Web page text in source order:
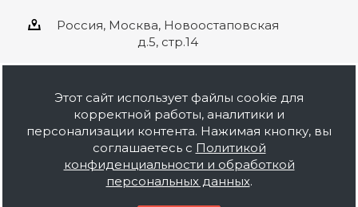
Россия, Москва, Новоостаповская
д.5, стр.14
2026 © ООО Баустов. Собственное
производство лакокрасочной продукции,
оптовая и розничная продажа строительных
материалов, комплектация объектов под ключ.
Информация на сайте носит ознакомительный
Этот сайт использует файлы cookie для
корректной работы, аналитики и
персонализации контента. Нажимая кнопку, вы
соглашаетесь с Политикой
конфиденциальности и обработкой
персональных данных.